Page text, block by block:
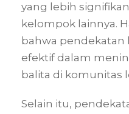
yang lebih
kelompok lainnya.
bahwa
efektif dalam
balita di komunitas
Selain itu,